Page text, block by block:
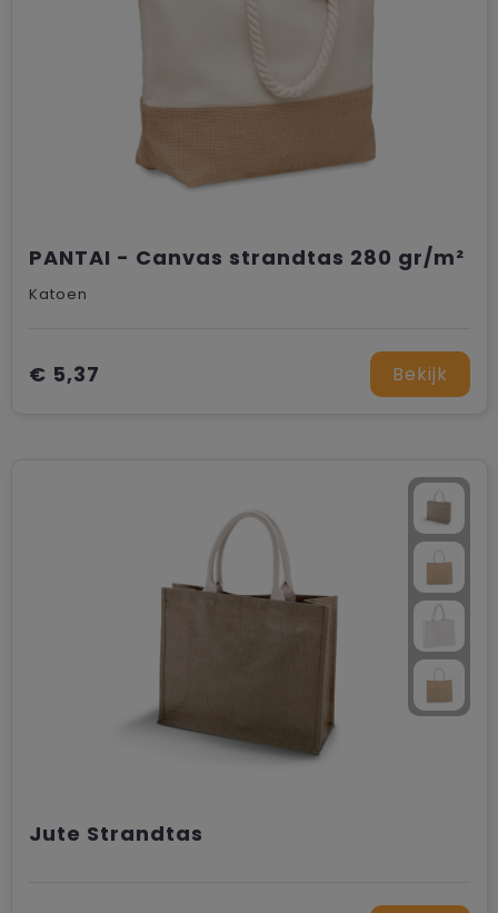
PANTAI - Canvas strandtas 280 gr/m²
Katoen
€ 5,37 Bekijk
Jute Strandtas